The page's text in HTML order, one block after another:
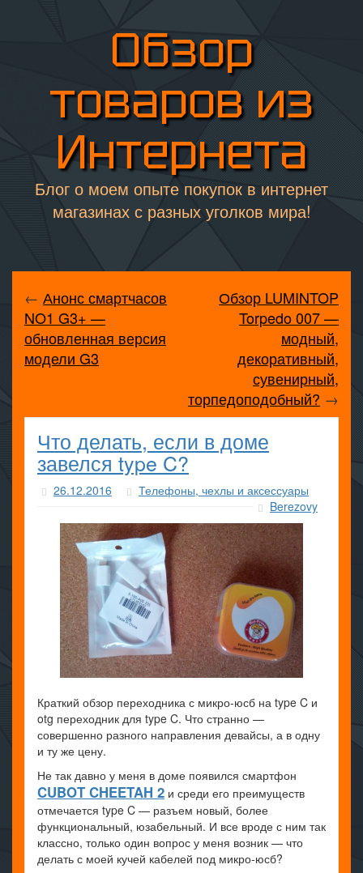
Обзор
товаров из
Интернета
Блог о моем опыте покупок в интернет
магазинах с разных уголков мира!
← Анонс смартчасов
NO1 G3+ —
обновленная версия
модели G3
Обзор LUMINTOP
Torpedo 007 —
модный,
декоративный,
сувенирный,
торпедоподобный? →
Что делать, если в доме
завелся type C?
26.12.2016
Телефоны, чехлы и аксессуары
Berezovy
Краткий обзор переходника с микро-юсб на type C и
otg переходник для type C. Что странно —
совершенно разного направления девайсы, а в одну
и ту же цену.
Не так давно у меня в доме появился смартфон
CUBOT CHEETAH 2 и среди его преимуществ
отмечается type C — разъем новый, более
функциональный, юзабельный. И все вроде с ним так
классно, только один вопрос у меня возник — что
делать с моей кучей кабелей под микро-юсб?